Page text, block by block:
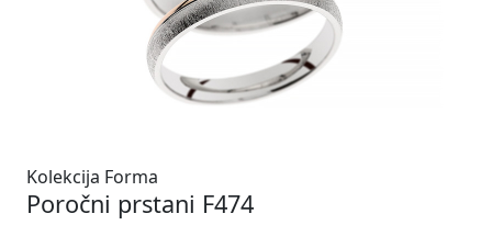
Kolekcija Forma
Poročni prstani F474